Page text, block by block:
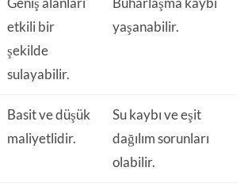
etkili bir
şekilde
sulayabilir.
yaşanabilir.
Basit ve düşük
maliyetlidir.
Su kaybı ve eşit
dağılım sorunları
olabilir.